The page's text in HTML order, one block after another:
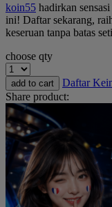
Pigeon
Playgro
Puma
R
Real
Red Castle
koin55 hadirkan
ini! Daftar sekarang,
keseruan tanpa batas
choose qty
add to cart
Daftar
Share product: